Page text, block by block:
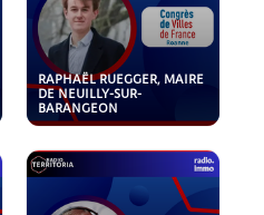
RAPHAËL RUEGGER, MAIRE
DE NEUILLY-SUR-
BARANGEON